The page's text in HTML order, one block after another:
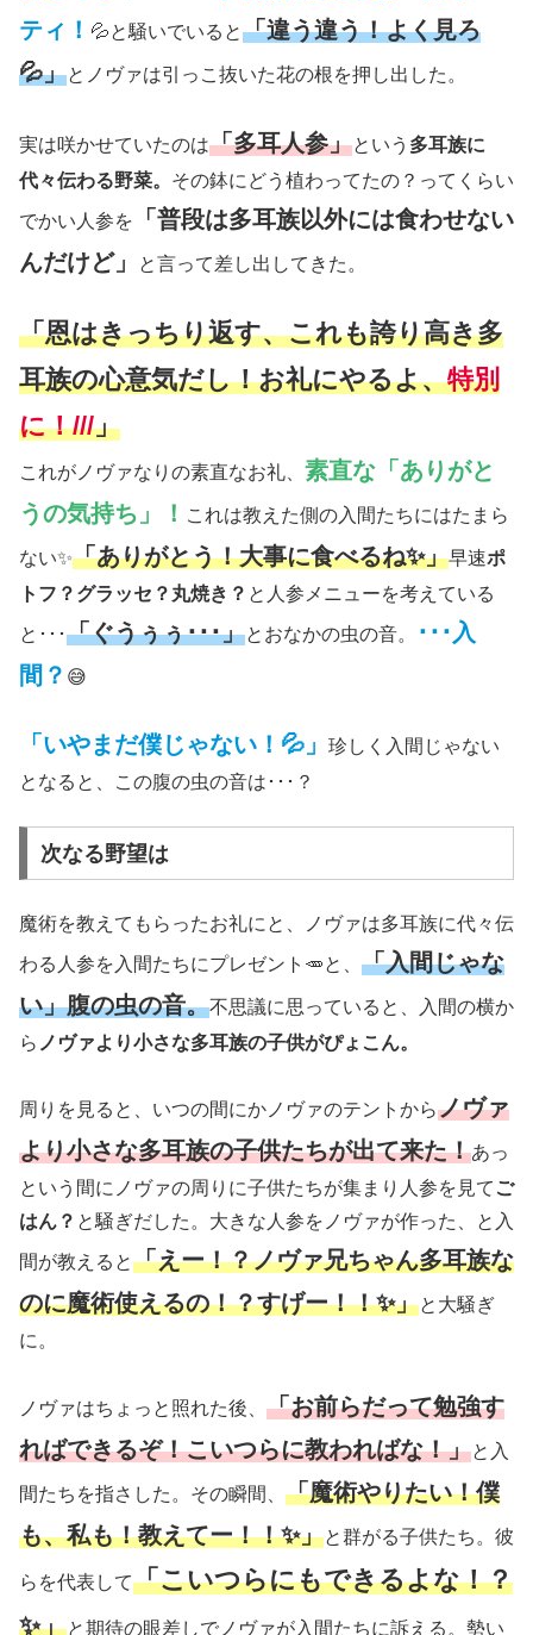
ティ！ 💦と騒いでいると「違う違う！よく見ろ
💦」とノヴァは引っこ抜いた花の根を押し出した。
実は咲かせていたのは「多耳人参」という 多耳族に
代々伝わる野菜。 その鉢にどう植わってたの？ってくらい
でかい人参を
「普段は多耳族以外には食わせない
んだけど」
と言って差し出してきた。
「恩はきっちり返す、これも誇り高き多
耳族の心意気だし！お礼にやるよ、特別
に！///」
これがノヴァなりの素直なお礼、 素直な「ありがと
うの気持ち」！ これは教えた側の入間たちにはたまら
ない✨「ありがとう！大事に食べるね✨」早速ポ
トフ？グラッセ？丸焼き？ と人参メニューを考えている
と･･･「ぐうぅぅ･･･」とおなかの虫の音。
･･･入
間？ 😅
「いやまだ僕じゃない！💦」
珍しく入間じゃない
となると、この腹の虫の音は･･･？
次なる野望は
魔術を教えてもらったお礼にと、ノヴァは多耳族に代々伝
わる人参を入間たちにプレゼント🥕と、 「入間じゃな
い」腹の虫の音。不思議に思っていると、入間の横か
ら ノヴァより小さな多耳族の子供がぴょこん。
周りを見ると、いつの間にかノヴァのテントからノヴァ
より小さな多耳族の子供たちが出て来た！あっ
という間にノヴァの周りに子供たちが集まり人参を見て ご
はん？ と騒ぎだした。大きな人参をノヴァが作った、と入
間が教えると「えー！？ノヴァ兄ちゃん多耳族な
のに魔術使えるの！？すげー！！✨」と大騒ぎ
に。
ノヴァはちょっと照れた後、 「お前らだって勉強す
ればできるぞ！こいつらに教わればな！」と入
間たちを指さした。その瞬間、 「魔術やりたい！僕
も、私も！教えてー！！✨」と群がる子供たち。彼
らを代表して「こいつらにもできるよな！？
✨」と期待の眼差しでノヴァが入間たちに訴える。勢い